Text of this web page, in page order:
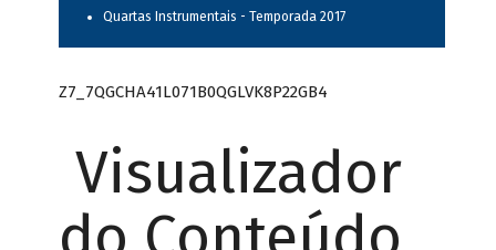
Quartas Instrumentais - Temporada 2017
Z7_7QGCHA41L071B0QGLVK8P22GB4
Visualizador